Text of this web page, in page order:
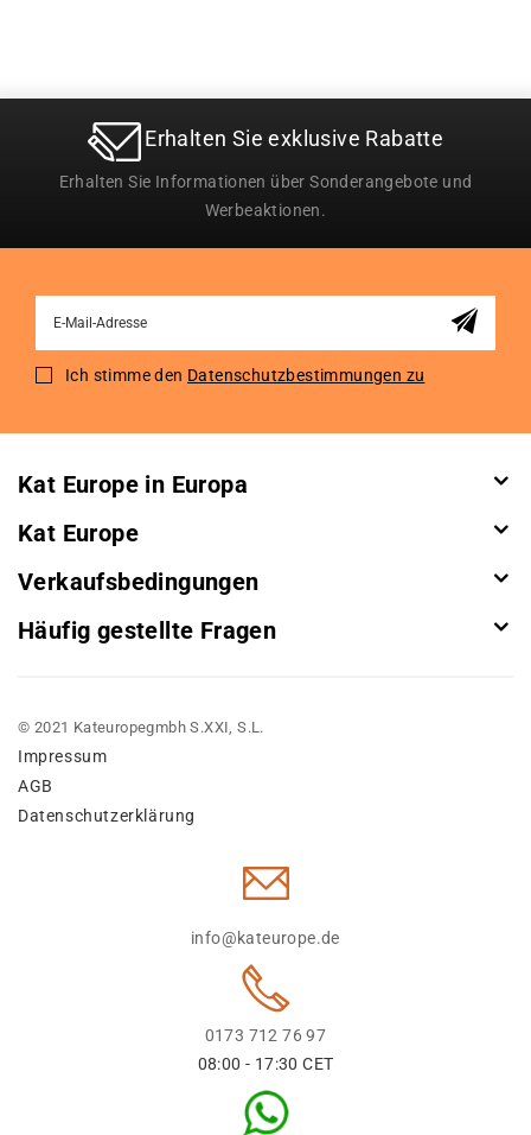
Erhalten Sie exklusive Rabatte
Erhalten Sie Informationen über Sonderangebote und
Werbeaktionen.
for
Ich stimme den Datenschutzbestimmungen zu
Kat Europe in Europa
Kat Europe
Verkaufsbedingungen
Häufig gestellte Fragen
© 2021 Kateuropegmbh S.XXI, S.L.
Impressum
AGB
Datenschutzerklärung
info@kateurope.de
0173 712 76 97
08:00 - 17:30 CET